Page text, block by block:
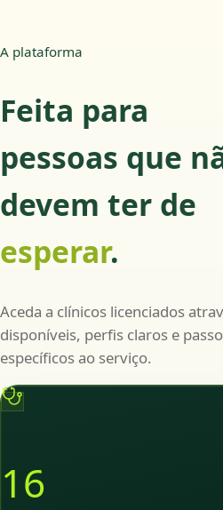
A plataforma
Feita para
pessoas que
devem ter de
esperar.
Aceda a clínicos licenciados
disponíveis, perfis claros e
específicos ao serviço.
16